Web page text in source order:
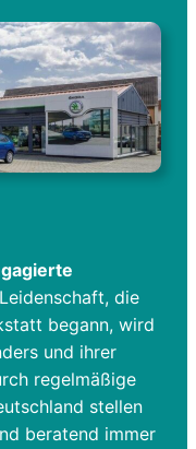
die
begann, wird
und ihrer
regelmäßige
stellen
beratend immer